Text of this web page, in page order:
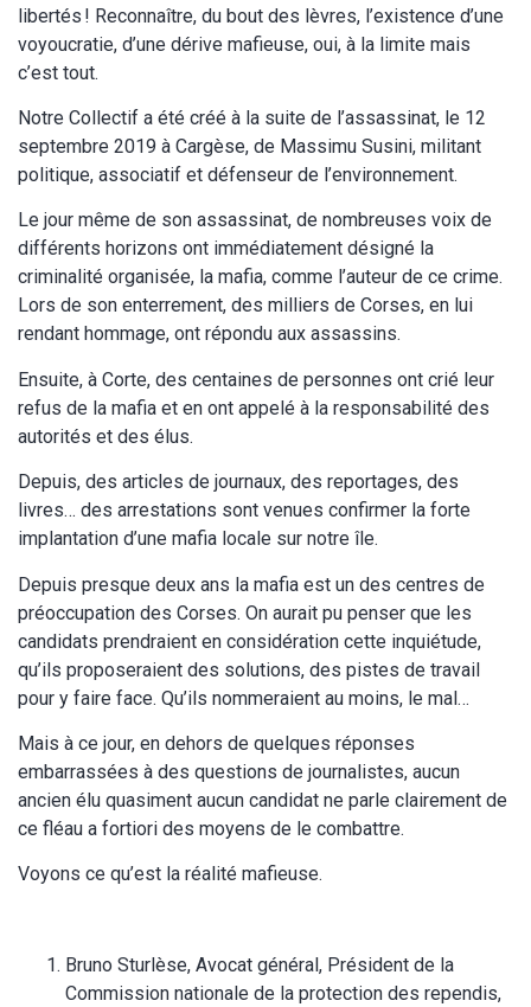
libertés ! Reconnaître, du bout des lèvres, l’existence d’une
voyoucratie, d’une dérive mafieuse, oui, à la limite mais
c’est tout.
Notre Collectif a été créé à la suite de l’assassinat, le 12
septembre 2019 à Cargèse, de Massimu Susini, militant
politique, associatif et défenseur de l’environnement.
Le jour même de son assassinat, de nombreuses voix de
différents horizons ont immédiatement désigné la
criminalité organisée, la mafia, comme l’auteur de ce crime.
Lors de son enterrement, des milliers de Corses, en lui
rendant hommage, ont répondu aux assassins.
Ensuite, à Corte, des centaines de personnes ont crié leur
refus de la mafia et en ont appelé à la responsabilité des
autorités et des élus.
Depuis, des articles de journaux, des reportages, des
livres… des arrestations sont venues confirmer la forte
implantation d’une mafia locale sur notre île.
Depuis presque deux ans la mafia est un des centres de
préoccupation des Corses. On aurait pu penser que les
candidats prendraient en considération cette inquiétude,
qu’ils proposeraient des solutions, des pistes de travail
pour y faire face. Qu’ils nommeraient au moins, le mal…
Mais à ce jour, en dehors de quelques réponses
embarrassées à des questions de journalistes, aucun
ancien élu quasiment aucun candidat ne parle clairement de
ce fléau a fortiori des moyens de le combattre.
Voyons ce qu’est la réalité mafieuse.
Bruno Sturlèse, Avocat général, Président de la
Commission nationale de la protection des rependis,